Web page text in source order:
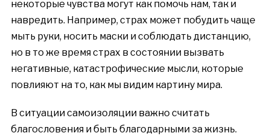
некоторые чувства могут как помочь нам, так и
навредить. Например, страх может побудить чаще
мыть руки, носить маски и соблюдать дистанцию,
но в то же время страх в состоянии вызвать
негативные, катастрофические мысли, которые
повлияют на то, как мы видим картину мира.
В ситуации самоизоляции важно считать
благословения и быть благодарными за жизнь.